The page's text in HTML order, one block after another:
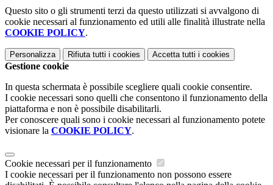
Questo sito o gli strumenti terzi da questo utilizzati si avvalgono di
cookie necessari al funzionamento ed utili alle finalità illustrate nella
COOKIE POLICY.
Personalizza Rifiuta tutti i cookies Accetta tutti i cookies
Gestione cookie
In questa schermata è possibile scegliere quali cookie consentire.
I cookie necessari sono quelli che consentono il funzionamento della
piattaforma e non è possibile disabilitarli.
Per conoscere quali sono i cookie necessari al funzionamento potete
visionare la COOKIE POLICY.
Cookie necessari per il funzionamento
I cookie necessari per il funzionamento non possono essere